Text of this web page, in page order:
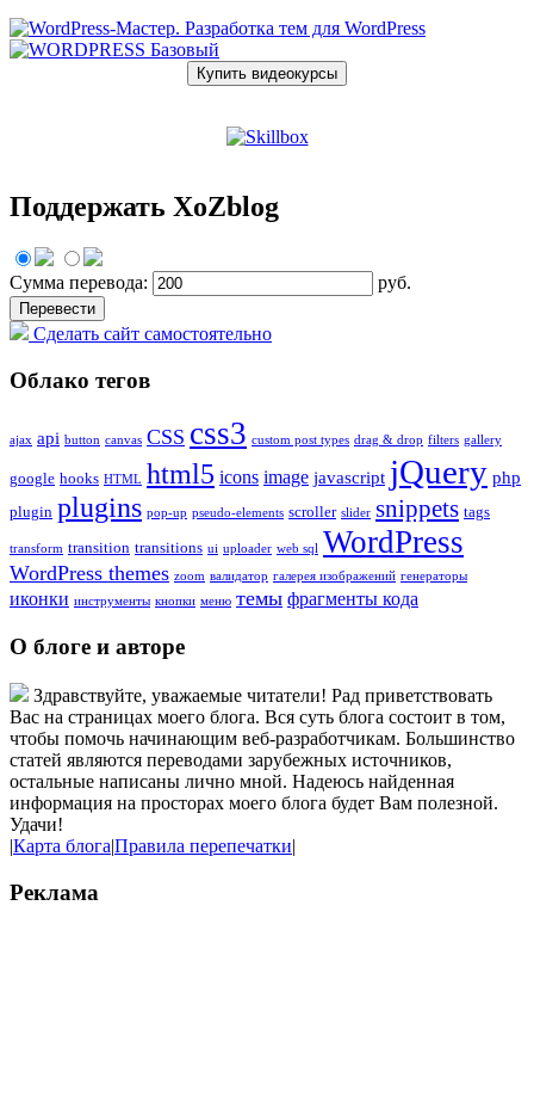
Купить видеокурсы
Поддержать XoZblog
Сумма перевода: руб.
Сделать сайт самостоятельно
Облако тегов
ajax api button canvas CSS css3 custom post types drag & drop filters gallery
google hooks HTML html5 icons image javascript jQuery php
plugin plugins pop-up pseudo-elements scroller slider snippets tags
transform transition transitions ui uploader web sql WordPress
WordPress themes zoom валидатор галерея изображений генераторы
иконки инструменты кнопки меню темы фрагменты кода
О блоге и авторе
Здравствуйте, уважаемые читатели! Рад приветствовать
Вас на страницах моего блога. Вся суть блога состоит в том,
чтобы помочь начинающим веб-разработчикам. Большинство
статей являются переводами зарубежных источников,
остальные написаны лично мной. Надеюсь найденная
информация на просторах моего блога будет Вам полезной.
Удачи!
|Карта блога|Правила перепечатки|
Реклама